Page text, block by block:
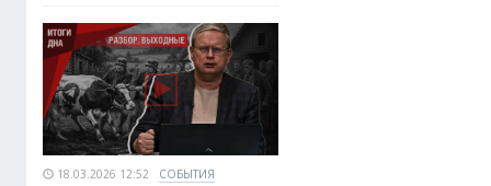
18.03.2026 12:52 СОБЫТИЯ